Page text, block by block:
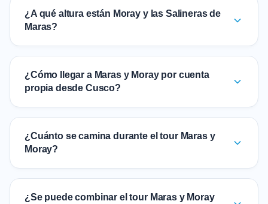
¿A qué altura están Moray y las Salineras de
Maras?
¿Cómo llegar a Maras y Moray por cuenta
propia desde Cusco?
¿Cuánto se camina durante el tour Maras y
Moray?
¿Se puede combinar el tour Maras y Moray